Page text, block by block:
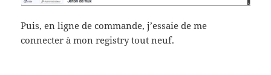
Puis, en ligne de commande, j’essaie de me
connecter à mon registry tout neuf.